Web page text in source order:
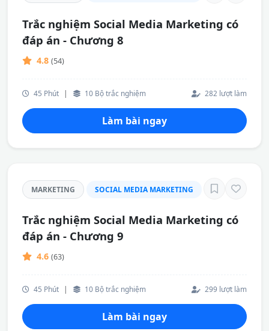
Trắc nghiệm Social Media Marketing có
đáp án - Chương 8
4.8 (54)
45 Phút | 10 Bộ trắc nghiệm 282 lượt làm
Làm bài ngay
MARKETING SOCIAL MEDIA MARKETING
Trắc nghiệm Social Media Marketing có
đáp án - Chương 9
4.6 (63)
45 Phút | 10 Bộ trắc nghiệm 299 lượt làm
Làm bài ngay